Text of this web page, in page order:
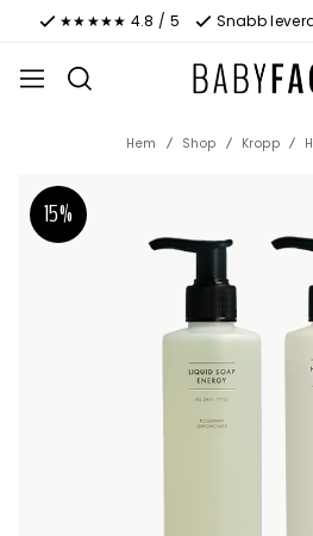
★★★★★ 4.8 / 5 Snabb
Hem Shop Kropp
15%